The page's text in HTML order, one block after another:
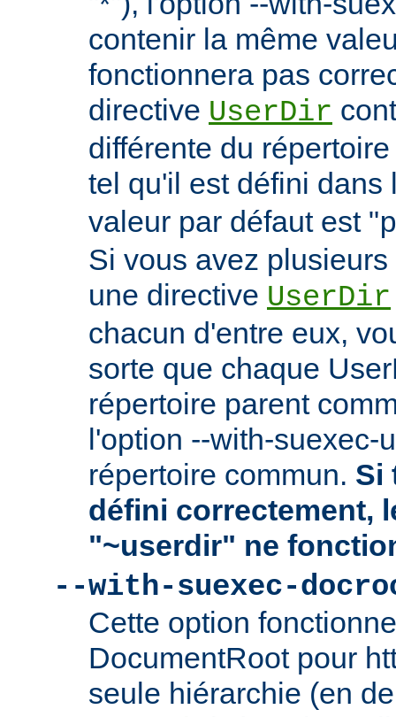
contenir la même
fonctionnera pas
directive UserDir
différente du
tel qu'il est défini
valeur par défaut est "
Si vous avez
une directive UserDir
chacun d'entre eux,
sorte que chaque
répertoire parent
l'option --with-suexec-
répertoire commun. Si
défini correctement,
"~userdir" ne
--with-suexec-
Cette option
DocumentRoot pour
seule hiérarchie (en